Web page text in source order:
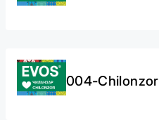
004-Chilonzor